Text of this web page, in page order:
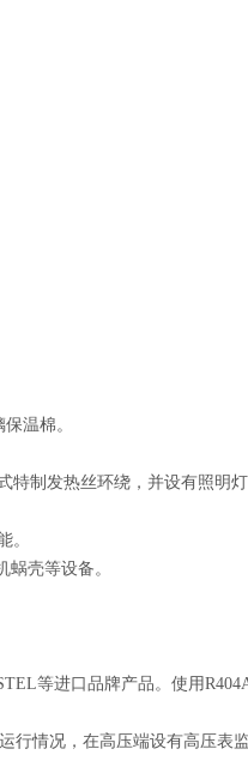
温棉。
特制发热丝环绕，并设有照明
。
壳等设备。
等进口品牌产品。使用
情况，在高压端设有高压表